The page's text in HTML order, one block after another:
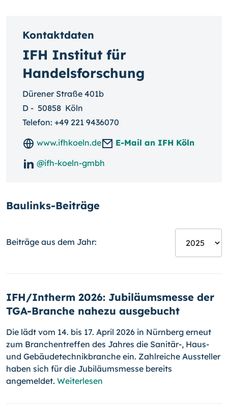
Kontaktdaten
IFH Institut für
Handelsforschung
Dürener Straße 401b
D - 50858 Köln
Telefon: +49 221 9436070
www.ifhkoeln.de
E-Mail an IFH Köln
@ifh-koeln-gmbh
Baulinks-Beiträge
Beiträge aus dem Jahr:
IFH/Intherm 2026: Jubiläumsmesse der
TGA-Branche nahezu ausgebucht
Die lädt vom 14. bis 17. April 2026 in Nürnberg erneut
zum Branchentreffen des Jahres die Sanitär-, Haus-
und Gebäudetechnikbranche ein. Zahlreiche Aussteller
haben sich für die Jubiläumsmesse bereits
angemeldet. Weiterlesen